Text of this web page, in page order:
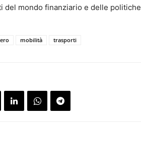
del mondo finanziario e delle
mobilità trasporti